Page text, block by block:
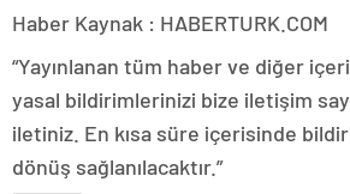
Haber Kaynak : HABERTURK.COM
“Yayınlanan tüm haber ve diğer
yasal bildirimlerinizi bize iletişim
iletiniz. En kısa süre içerisinde
dönüş sağlanılacaktır.”